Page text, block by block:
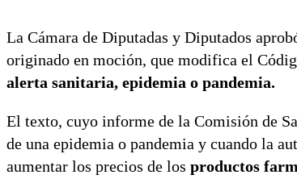
La Cámara de Diputadas y Diputados
originado en moción, que modifica el
alerta sanitaria, epidemia o pandemia.
El texto, cuyo informe de la Comisión de
de una epidemia o pandemia y cuando la
aumentar los precios de los productos